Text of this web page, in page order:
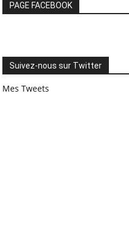
PAGE FACEBOOK
Suivez-nous sur Twitter
Mes Tweets